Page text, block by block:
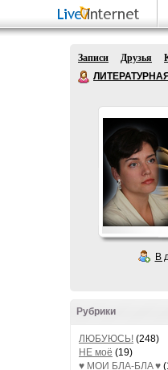
Записи Друзья
ЛИТЕРАТУРНАЯ
В
Рубрики
ЛЮБУЮСЬ! (248)
НЕ моё (19)
♥ МОИ БЛA-БЛA ♥